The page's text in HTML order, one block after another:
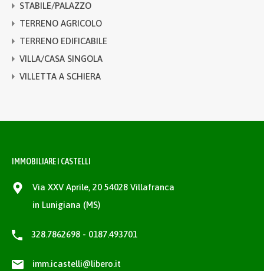
STABILE/PALAZZO
TERRENO AGRICOLO
TERRENO EDIFICABILE
VILLA/CASA SINGOLA
VILLETTA A SCHIERA
IMMOBILIARE I CASTELLI
Via XXV Aprile, 20 54028 Villafranca
in Lunigiana (MS)
328.7862698 - 0187.493701
imm.icastelli@libero.it